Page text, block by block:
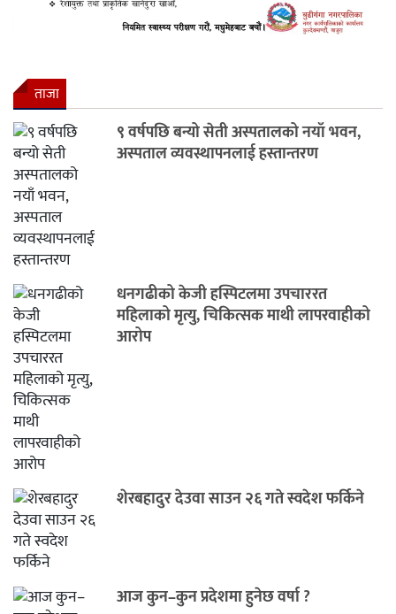
ताजा
९ वर्षपछि बन्यो सेती अस्पतालको नयाँ भवन,
अस्पताल व्यवस्थापनलाई हस्तान्तरण
धनगढीको केजी हस्पिटलमा उपचाररत
महिलाको मृत्यु, चिकित्सक माथी लापरवाहीको
आरोप
शेरबहादुर देउवा साउन २६ गते स्वदेश फर्किने
आज कुन–कुन प्रदेशमा हुनेछ वर्षा ?